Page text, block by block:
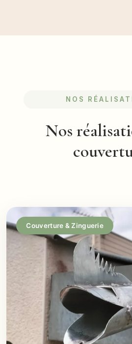
NOS
Nos
Couverture & Zinguerie